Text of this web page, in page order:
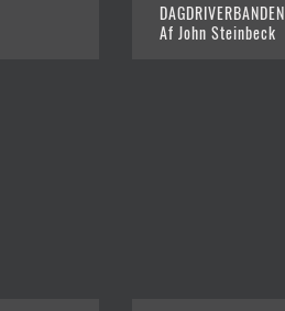
DAGDRIVERBANDEN
Af John Steinbeck